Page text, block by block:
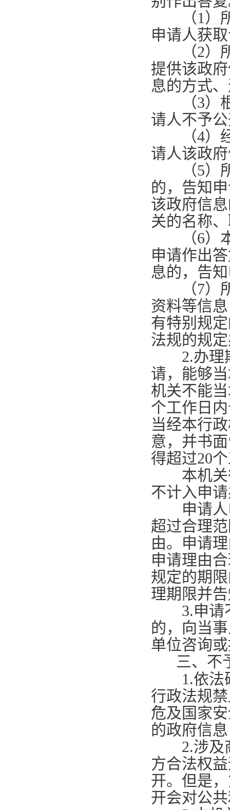
（1 ）
申请人获
（2）
提供该政
息的方式
（3）
请人不予
（4）
请人该政
（5）
的，告知
该政府信
关的名称
（6）
申请作出
息的，告
（7）
资料等信
有特别规
法规的规
2.办理
请，能够
机关不能
个工作日
当经本行
意，并书
得超过20
本机关
不计入申
申请人
超过合理
由。申请
申请理由
规定的期
理期限并
3.申请
的，向当
单位咨询
三、不
1.依法
行政法规
危及国家
的政府信
2.涉及
方合法权
开。但是
开会对公